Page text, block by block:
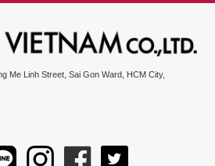
Me Linh Street, Sai Gon Ward, HCM City,